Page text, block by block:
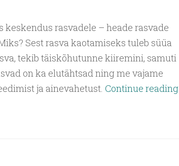
rasvadele – heade rasvade
Sest rasva kaotamiseks tuleb süüa
tekib täiskõhutunne kiiremini, samuti
on ka elutähtsad ning me vajame
ja ainevahetust. Continue reading